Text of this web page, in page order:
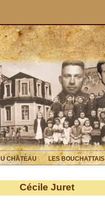
CHÂTEAU LES BOUCHATTAIS
Cécile Juret